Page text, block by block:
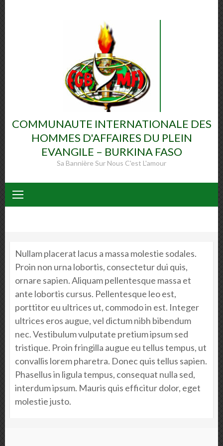
COMMUNAUTE INTERNATIONALE DES
HOMMES D'AFFAIRES DU PLEIN
EVANGILE – BURKINA FASO
Sa Bannière Sur Nous C'est L'amour
Nullam placerat lacus a massa molestie sodales.
Proin non urna lobortis, consectetur dui quis,
ornare sapien. Aliquam pellentesque massa et
ante lobortis cursus. Pellentesque leo est,
porttitor eu ultrices ut, commodo in est. Integer
ultrices eros augue, vel dictum nibh bibendum
nec. Vestibulum vulputate pretium ipsum sed
tristique. Proin fringilla augue eu tellus tempus, ut
convallis lorem pharetra. Donec quis tellus sapien.
Phasellus in ligula tempus, consequat nulla sed,
interdum ipsum. Mauris quis efficitur dolor, eget
molestie justo.